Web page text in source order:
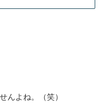
んよね。（笑）